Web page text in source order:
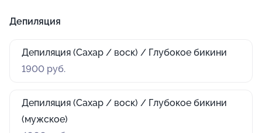
Депиляция
Депиляция (Сахар / воск) / Глубокое бикини
1900 руб.
Депиляция (Сахар / воск) / Глубокое бикини
(мужское)